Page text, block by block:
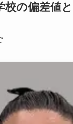
校の偏差値